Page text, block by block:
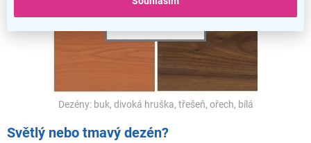
Dezény: buk, divoká hruška, třešeň, ořech, bílá
Světlý nebo tmavý dezén?